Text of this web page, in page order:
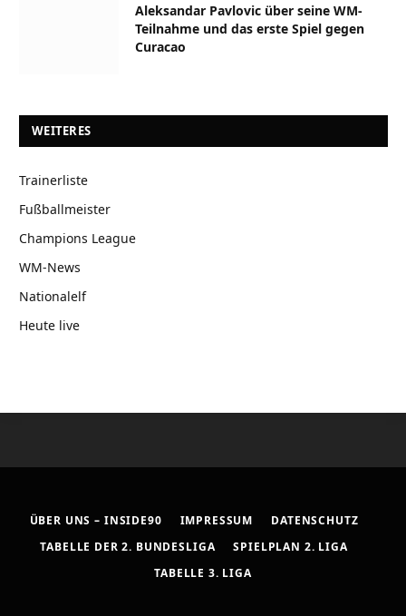
Aleksandar Pavlovic über seine WM-
Teilnahme und das erste Spiel gegen
Curacao
WEITERES
Trainerliste
Fußballmeister
Champions League
WM-News
Nationalelf
Heute live
ÜBER UNS – INSIDE90 IMPRESSUM
DATENSCHUTZ
TABELLE DER 2. BUNDESLIGA
SPIELPLAN 2. LIGA
TABELLE 3. LIGA